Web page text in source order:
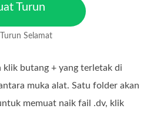
Turun
Selamat
klik butang + yang terletak di
muka alat. Satu folder akan
memuat naik fail .dv, klik